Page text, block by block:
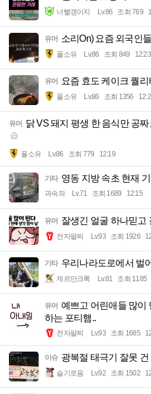
너빨갱이지 Lv.86 조회 769
유머 소리On) 요즘 외국인
풀소유 Lv.86 조회 849 12:23
유머 요즘 효도 케이크 퀄리
풀소유 Lv.86 조회 1356
유머 닭 VS 돼지 평생 한 음식만 공
풀소유 Lv.86 조회 779 12:19
기타 영동 지방 속초 현재
과속좌 Lv.71 조회 1689 12:15
유머 잘생긴 얼굴 하나믿고
전자팔찌 Lv.93 조회 1926
기타 우리나라도로에서 벌
제르만크록 Lv.81 조회 1185
유머 예쁘고 어린애들 많이
하는 포티햄..
전자팔찌 Lv.93 조회 1685
이슈 광복절 태극기 잘못 건
슬기로움 Lv.92 조회 1502